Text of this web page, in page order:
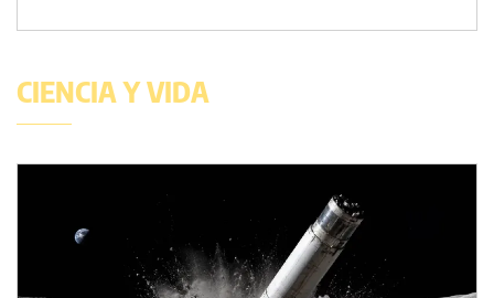
CIENCIA Y VIDA